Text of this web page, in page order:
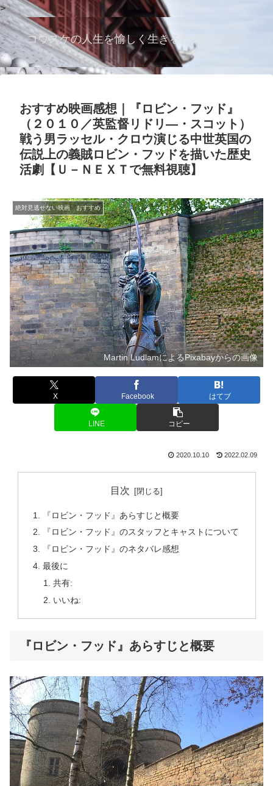
>
コウスケの人生を愉しく生きるためのブログ
おすすめ映画感想｜『ロビン・フッド』
（２０１０／英監督リドリ―・スコット）
戦う男ラッセル・クロウ演じる中世英国の
伝説上の義賊ロビン・フッドを描いた歴史
活劇【Ｕ－ＮＥＸＴで無料視聴】
絶対見逃せない映画 おすすめ
Martin LudlamによるPixabayからの画像
X Facebook はてブ
LINE コピー
2020.10.10 2022.02.09
目次
『ロビン・フッド』あらすじと概要
『ロビン・フッド』のスタッフとキャストについて
『ロビン・フッド』のネタバレ感想
最後に
共有:
いいね:
『ロビン・フッド』あらすじと概要